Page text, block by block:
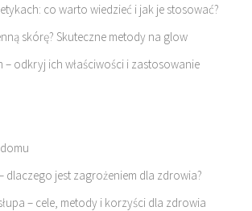
co warto wiedzieć i jak je stosować?
skórę? Skuteczne metody na glow
– odkryj ich właściwości i zastosowanie
dlaczego jest zagrożeniem dla zdrowia?
– cele, metody i korzyści dla zdrowia